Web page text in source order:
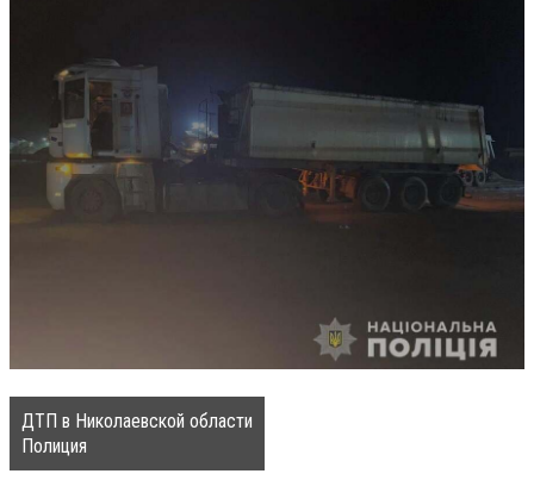
ДТП в Николаевской области
Полиция